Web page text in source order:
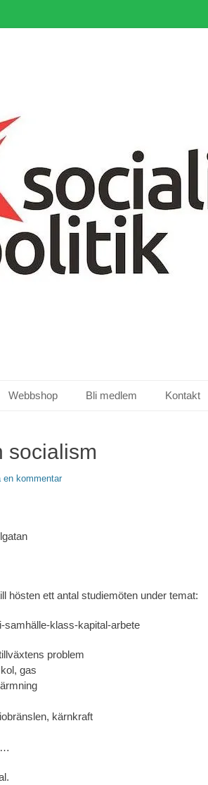
Webbshop Bli medlem Kontakt
socialism
en kommentar
hösten ett antal studiemöten under temat:
samhälle-klass-kapital-arbete
problem
gas
kärnkraft